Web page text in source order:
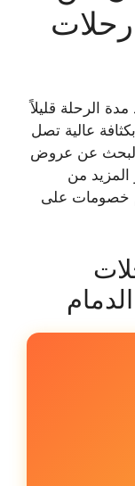
رحلات
الرحلة قليلاً
بكثافة عالية تصل
بالبحث عن عروض
المزيد من
خصومات على